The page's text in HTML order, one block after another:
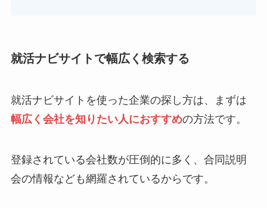
就活ナビサイトで幅広く検索する
就活ナビサイトを使った企業の探し方は、まずは
幅広く会社を知りたい人におすすめの方法です。
登録されている会社数が圧倒的に多く、合同説明
会の情報なども網羅されているからです。